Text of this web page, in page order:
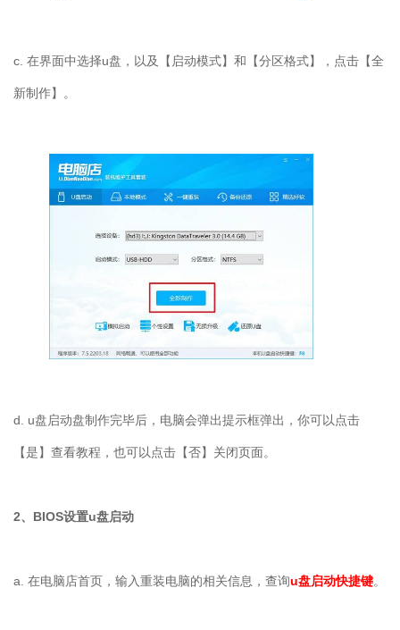
c. 在界面中选择u盘，以及【启动模式】和【分区格式】，点击【全
新制作】。
d. u盘启动盘制作完毕后，电脑会弹出提示框弹出，你可以点击
【是】查看教程，也可以点击【否】关闭页面。
2、 BIOS设置u盘启动
a. 在电脑店首页，输入重装电脑的相关信息，查询u盘启动快捷键。